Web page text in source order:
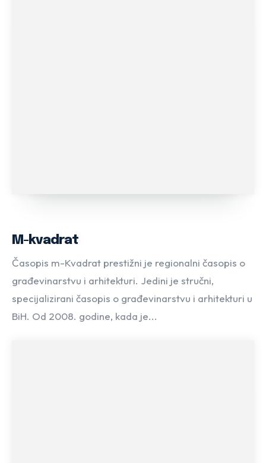
M-kvadrat
Časopis m-Kvadrat prestižni je regionalni časopis o
građevinarstvu i arhitekturi. Jedini je stručni,
specijalizirani časopis o građevinarstvu i arhitekturi u
BiH. Od 2008. godine, kada je...